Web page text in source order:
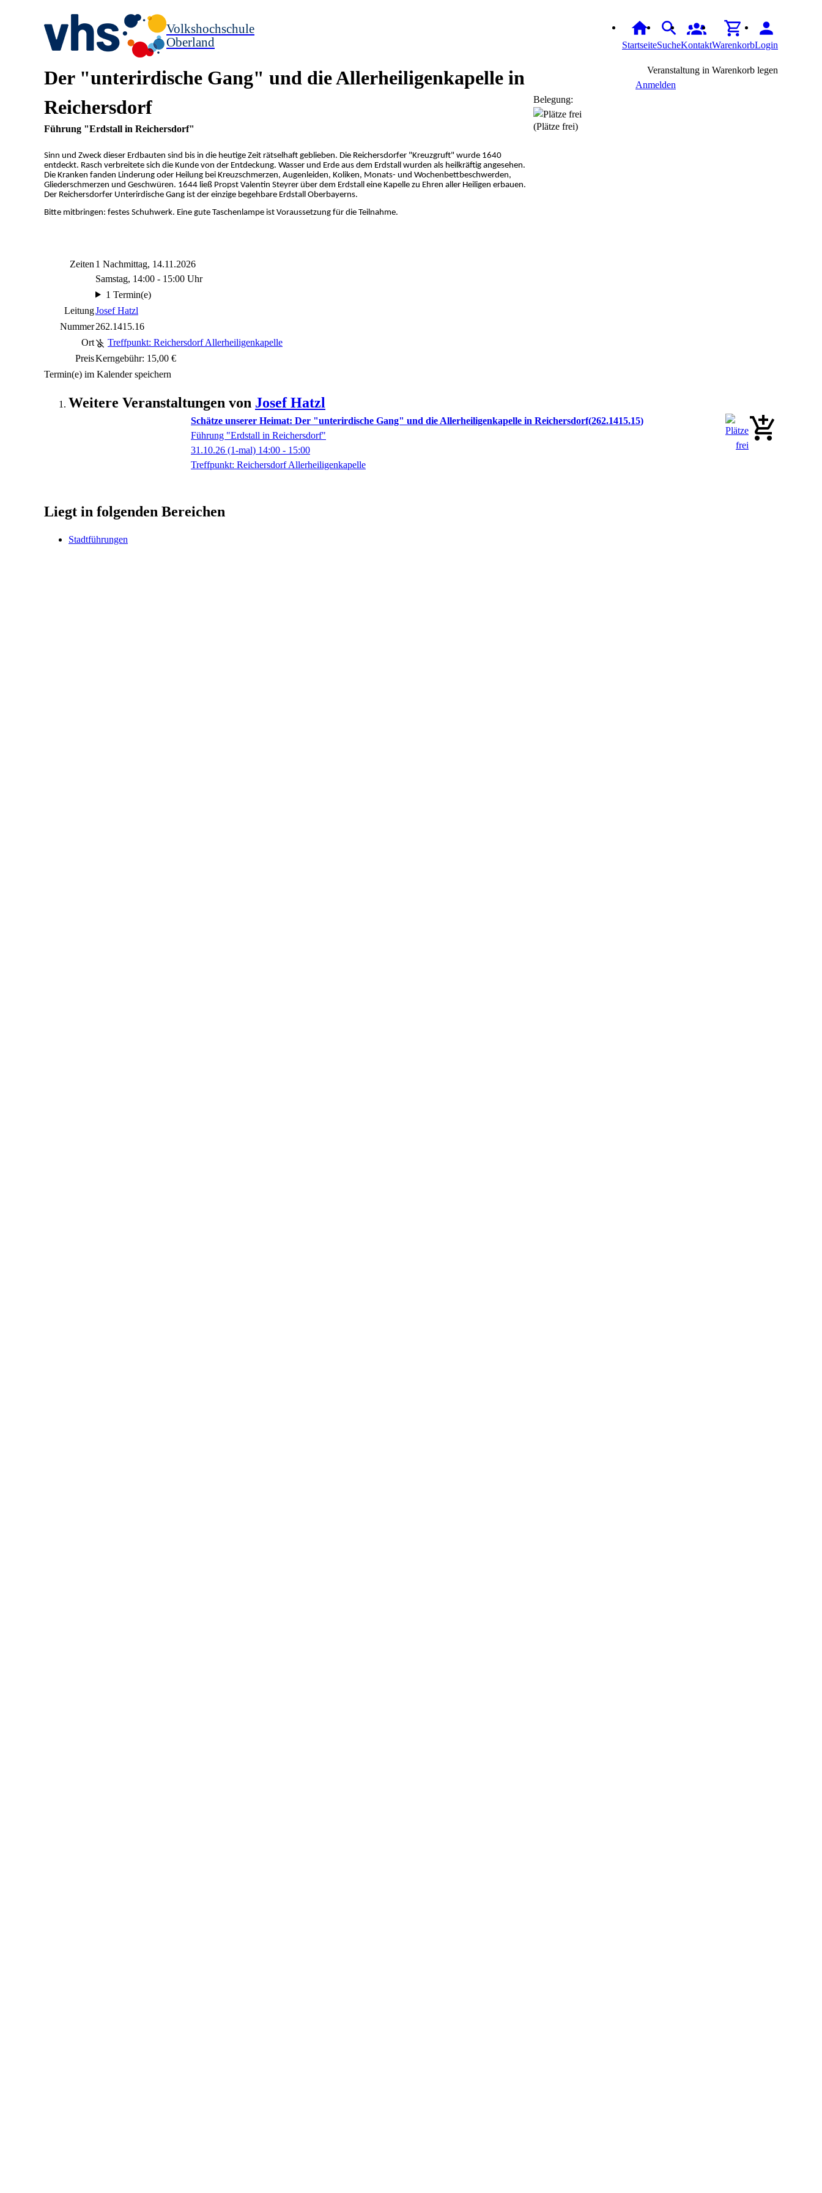
Volkshochschule
Oberland
StartseiteSucheKontaktWarenkorbLogin
Der "unterirdische Gang" und die Allerheiligenkapelle in
Reichersdorf
Führung "Erdstall in Reichersdorf"
Sinn und Zweck dieser Erdbauten sind bis in die heutige Zeit rätselhaft geblieben. Die Reichersdorfer "Kreuzgruft" wurde 1640
entdeckt. Rasch verbreitete sich die Kunde von der Entdeckung. Wasser und Erde aus dem Erdstall wurden als heilkräftig angesehen.
Die Kranken fanden Linderung oder Heilung bei Kreuzschmerzen, Augenleiden, Koliken, Monats- und Wochenbettbeschwerden,
Gliederschmerzen und Geschwüren. 1644 ließ Propst Valentin Steyrer über dem Erdstall eine Kapelle zu Ehren aller Heiligen erbauen.
Der Reichersdorfer Unterirdische Gang ist der einzige begehbare Erdstall Oberbayerns.
Bitte mitbringen: festes Schuhwerk. Eine gute Taschenlampe ist Voraussetzung für die Teilnahme.
Zeiten 1 Nachmittag, 14.11.2026
Samstag, 14:00 - 15:00 Uhr
1 Termin(e)
LeitungJosef Hatzl
Nummer262.1415.16
Ort
Treffpunkt: Reichersdorf Allerheiligenkapelle
PreisKerngebühr: 15,00 €
Veranstaltung in Warenkorb legen
Anmelden
Belegung:
(Plätze frei)
Termin(e) im Kalender speichern
Weitere Veranstaltungen von JosefHatzl
Schätze unserer Heimat: Der "unterirdische Gang" und die Allerheiligenkapelle in Reichersdorf 262.1415.15
Führung "Erdstall in Reichersdorf"
31.10.26 (1-mal) 14:00 - 15:00
Treffpunkt: Reichersdorf Allerheiligenkapelle
Liegt in folgenden Bereichen
Stadtführungen